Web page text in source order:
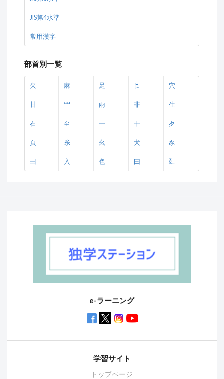
JIS第4水準
常用漢字
部首別一覧
欠 麻 足 𧾷 穴
甘 罒 雨 非 生
石 至 一 干 歹
頁 糸 幺 犬 豕
彐 入 色 曰 廴
e-ラーニング
学習サイト
トップページ